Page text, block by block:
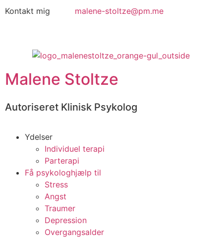
Kontakt mig malene-stoltze@pm.me
Malene Stoltze
Autoriseret Klinisk Psykolog
Ydelser
Individuel terapi
Parterapi
Få psykologhjælp til
Stress
Angst
Traumer
Depression
Overgangsalder